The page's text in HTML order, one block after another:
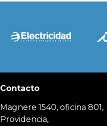
Contacto
Magnere 1540, oficina 801,
Providencia,